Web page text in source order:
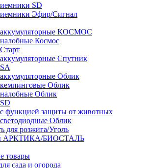
SD
Эфир/Сигнал
КОСМОС
Космос
Спутник
Облик
Облик
Облик
функцией защиты от животных
Облик
для розжига/Уголь
АРКТИКА/БИОСТАЛЬ
товары
сада и огорода